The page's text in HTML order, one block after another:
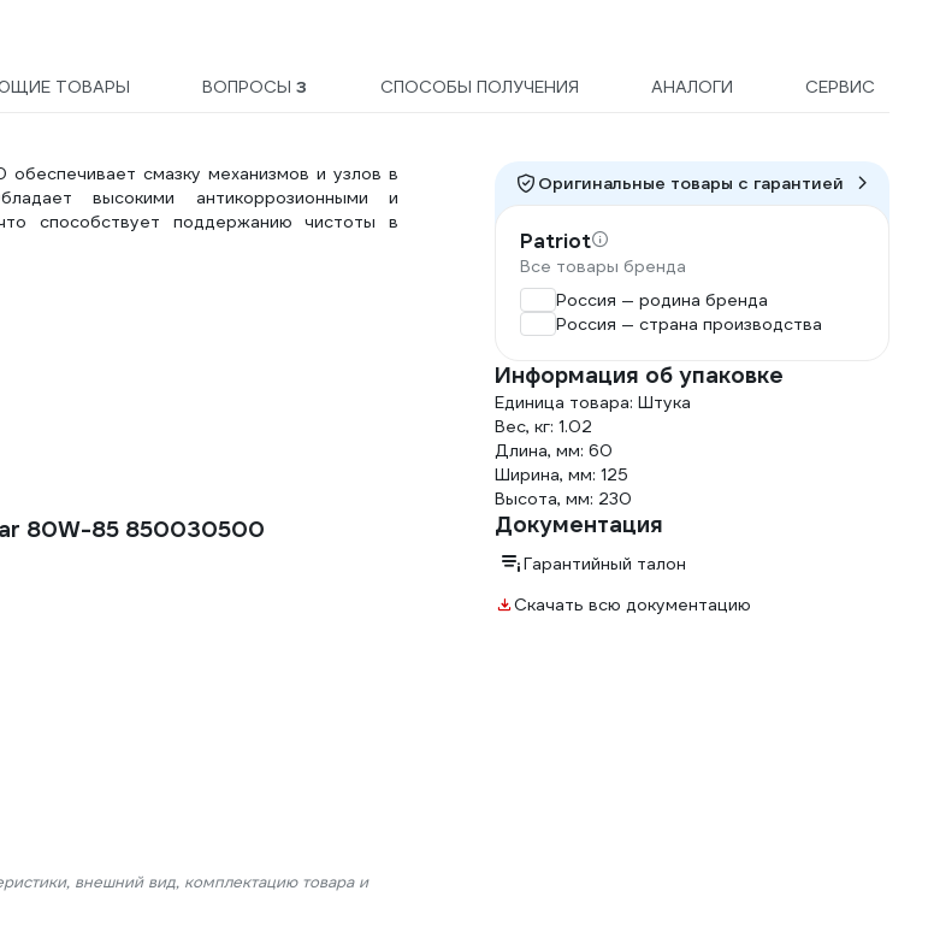
ТОВАРЫ ВОПРОСЫ3 СПОСОБЫ ПОЛУЧЕНИЯ АНАЛОГИ СЕРВИС
смазку механизмов и узлов в
высокими антикоррозионными и
способствует поддержанию чистоты в
80W-85 850030500
внешний вид, комплектацию товара и
Оригинальные товары c гарантией
Patriot
Все товары бренда
Россия — родина бренда
Россия — страна производства
Информация об упаковке
Единица товара: Штука
Вес, кг: 1.02
Длина, мм: 60
Ширина, мм: 125
Высота, мм: 230
Документация
Гарантийный талон
Скачать всю документацию